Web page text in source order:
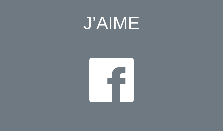
J’AIME